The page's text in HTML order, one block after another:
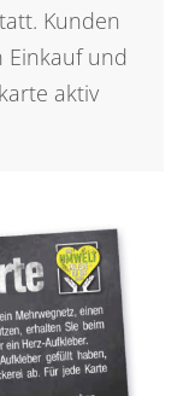
Kunden
und
aktiv